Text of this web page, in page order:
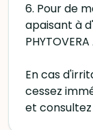
6. Pour de
apaisant à
En cas
cessez
et